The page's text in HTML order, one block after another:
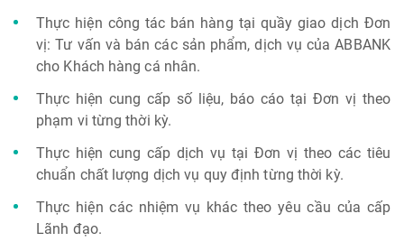
Thực hiện công tác bán hàng tại quầy giao dịch Đơn
vị: Tư vấn và bán các sản phẩm, dịch vụ của ABBANK
cho Khách hàng cá nhân.
Thực hiện cung cấp số liệu, báo cáo tại Đơn vị theo
phạm vi từng thời kỳ.
Thực hiện cung cấp dịch vụ tại Đơn vị theo các tiêu
chuẩn chất lượng dịch vụ quy định từng thời kỳ.
Thực hiện các nhiệm vụ khác theo yêu cầu của cấp
Lãnh đạo.